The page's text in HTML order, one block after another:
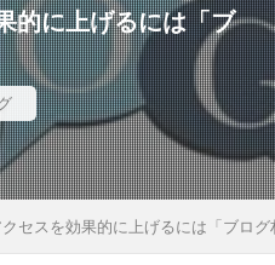
的に上げるには「ブ
セスを効果的に上げるには「ブロ